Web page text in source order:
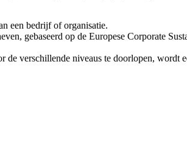
een bedrijf of organisatie.
gebaseerd op de Europese Corporate
de verschillende niveaus te doorlopen,